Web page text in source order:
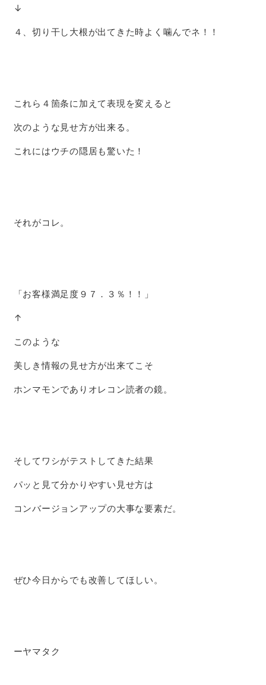
↓
４、切り干し大根が出てきた時よく噛んでネ！！
これら４箇条に加えて表現を変えると
次のような見せ方が出来る。
これにはウチの隠居も驚いた！
それがコレ。
「お客様満足度９７．３％！！」
↑
このような
美しき情報の見せ方が出来てこそ
ホンマモンでありオレコン読者の鏡。
そしてワシがテストしてきた結果
パッと見て分かりやすい見せ方は
コンバージョンアップの大事な要素だ。
ぜひ今日からでも改善してほしい。
ーヤマタク